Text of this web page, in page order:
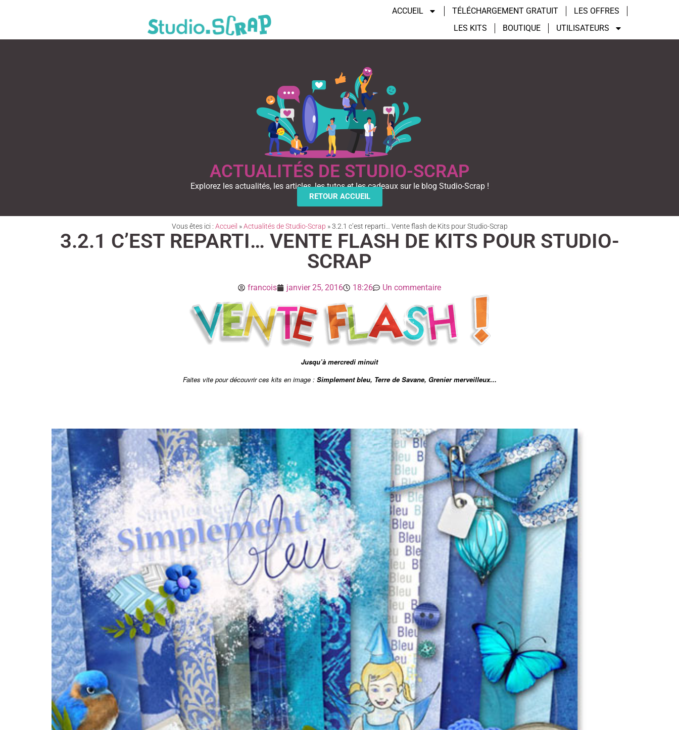
ACCUEIL TÉLÉCHARGEMENT GRATUIT
LES OFFRES
LES KITS
BOUTIQUE UTILISATEURS
ACTUALITÉS DE STUDIO-SCRAP
Explorez les actualités, les articles, les tutos et les cadeaux sur le blog Studio-Scrap !
RETOUR ACCUEIL
Vous êtes ici : Accueil »Actualités de Studio-Scrap »3.2.1 c’est reparti… Vente flash de Kits pour Studio-Scrap
3.2.1 C’EST REPARTI… VENTE FLASH DE KITS POUR STUDIO-
SCRAP
francois janvier 25, 2016 18:26 Un commentaire
Jusqu’à mercredi minuit
Faites vite pour découvrir ces kits en image : Simplement bleu, Terre de Savane, Grenier merveilleux…